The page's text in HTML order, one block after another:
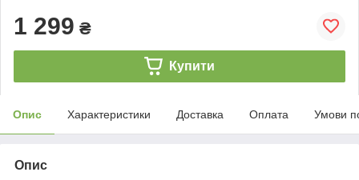
1 299 ₴
Купити
Опис Характеристики Доставка Оплата Умови
Опис